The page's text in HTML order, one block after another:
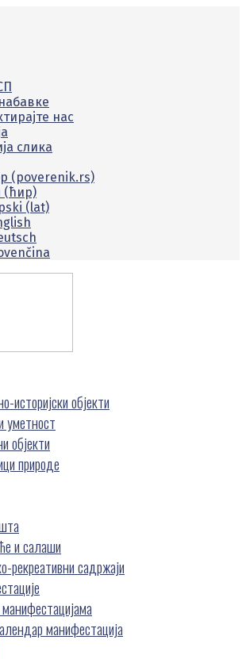
нас
слика
(poverenik.rs)
(ћир)
(lat)
историјски објекти
уметност
објекти
природе
и салаши
рекреативни садржаји
манифестација